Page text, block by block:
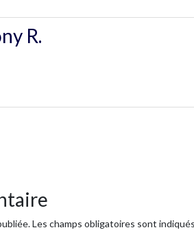
R.
Les champs obligatoires sont